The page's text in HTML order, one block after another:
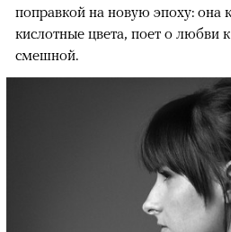
поправкой на новую эпоху: она
кислотные цвета, поет о любви
смешной.